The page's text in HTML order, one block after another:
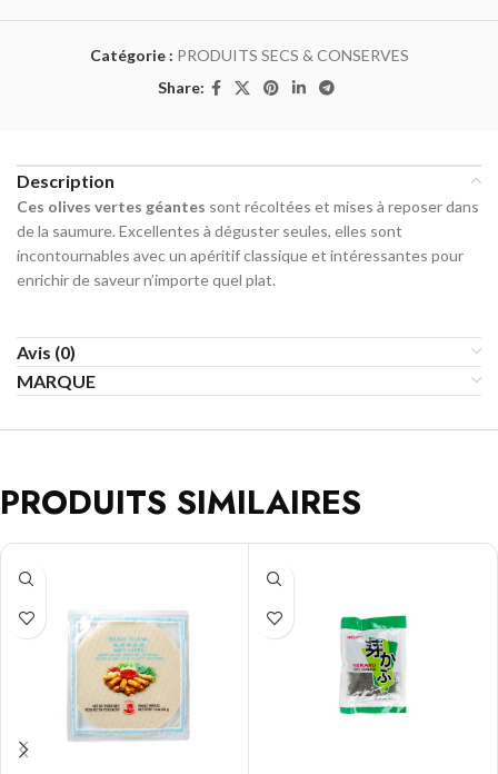
Catégorie : PRODUITS SECS & CONSERVES
Share:
Description
Ces olives vertes géantes sont récoltées et mises à reposer dans
de la saumure. Excellentes à déguster seules, elles sont
incontournables avec un apéritif classique et intéressantes pour
enrichir de saveur n’importe quel plat.
Avis (0)
MARQUE
PRODUITS SIMILAIRES